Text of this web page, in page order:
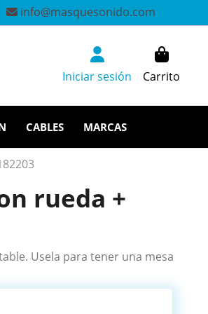
info@masquesonido.com
Iniciar sesión Carrito
CABLES MARCAS
rueda +
Usela para tener una mesa